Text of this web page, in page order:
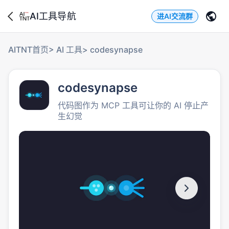
AI工具导航 进AI交流群
AITNT首页> AI 工具> codesynapse
codesynapse
代码图作为 MCP 工具可让你的 AI 停止产
生幻觉